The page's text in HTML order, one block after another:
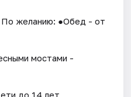
По желанию: ●Обед - от
мостами -
до 14 лет